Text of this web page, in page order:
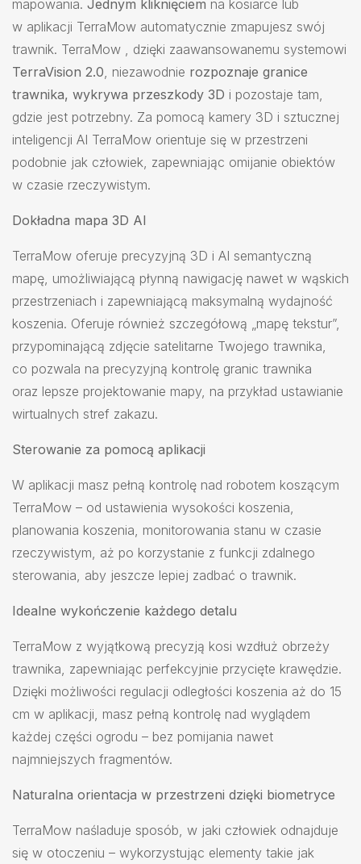
mapowania. Jednym kliknięciem na kosiarce lub
w aplikacji TerraMow automatycznie zmapujesz swój
trawnik. TerraMow , dzięki zaawansowanemu systemowi
TerraVision 2.0 , niezawodnie rozpoznaje granice
trawnika, wykrywa przeszkody 3D i pozostaje tam,
gdzie jest potrzebny. Za pomocą kamery 3D i sztucznej
inteligencji AI TerraMow orientuje się w przestrzeni
podobnie jak człowiek, zapewniając omijanie obiektów
w czasie rzeczywistym.
Dokładna mapa 3D AI
TerraMow oferuje precyzyjną 3D i AI semantyczną
mapę, umożliwiającą płynną nawigację nawet w wąskich
przestrzeniach i zapewniającą maksymalną wydajność
koszenia. Oferuje również szczegółową „mapę tekstur”,
przypominającą zdjęcie satelitarne Twojego trawnika,
co pozwala na precyzyjną kontrolę granic trawnika
oraz lepsze projektowanie mapy, na przykład ustawianie
wirtualnych stref zakazu.
Sterowanie za pomocą aplikacji
W aplikacji masz pełną kontrolę nad robotem koszącym
TerraMow – od ustawienia wysokości koszenia,
planowania koszenia, monitorowania stanu w czasie
rzeczywistym, aż po korzystanie z funkcji zdalnego
sterowania, aby jeszcze lepiej zadbać o trawnik.
Idealne wykończenie każdego detalu
TerraMow z wyjątkową precyzją kosi wzdłuż obrzeży
trawnika, zapewniając perfekcyjnie przycięte krawędzie.
Dzięki możliwości regulacji odległości koszenia aż do 15
cm w aplikacji, masz pełną kontrolę nad wyglądem
każdej części ogrodu – bez pomijania nawet
najmniejszych fragmentów.
Naturalna orientacja w przestrzeni dzięki biometryce
TerraMow naśladuje sposób, w jaki człowiek odnajduje
się w otoczeniu – wykorzystując elementy takie jak